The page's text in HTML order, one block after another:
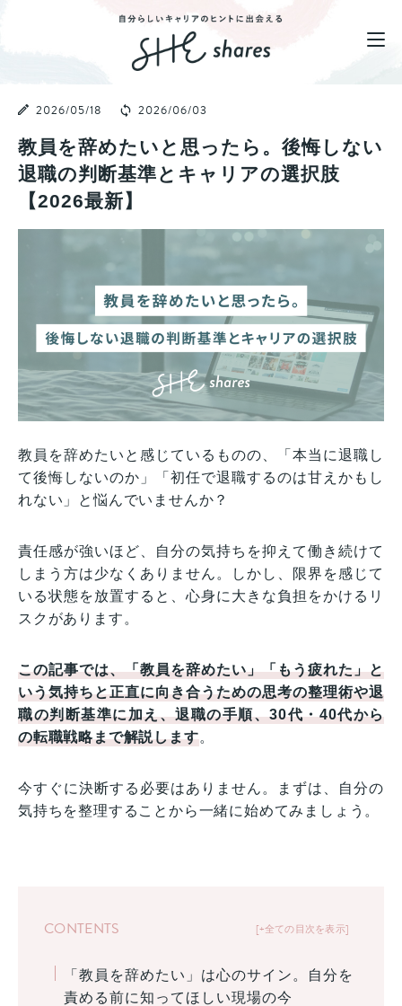
2026/05/18 2026/06/03
教員を辞めたいと思ったら。後悔しない
退職の判断基準とキャリアの選択肢
【2026最新】
教員を辞めたいと感じているものの、「本当に退職し
て後悔しないのか」「初任で退職するのは甘えかもし
れない」と悩んでいませんか？
責任感が強いほど、自分の気持ちを抑えて働き続けて
しまう方は少なくありません。しかし、限界を感じて
いる状態を放置すると、心身に大きな負担をかけるリ
スクがあります。
この記事では、「教員を辞めたい」「もう疲れた」と
いう気持ちと正直に向き合うための思考の整理術や退
職の判断基準に加え、退職の手順、30代・40代から
の転職戦略まで解説します。
今すぐに決断する必要はありません。まずは、自分の
気持ちを整理することから一緒に始めてみましょう。
+全ての目次を表示
CONTENTS
「教員を辞めたい」は心のサイン。自分を
責める前に知ってほしい現場の今